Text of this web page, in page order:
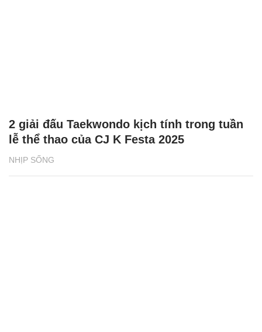
NHỊP SỐNG
2 giải đấu Taekwondo kịch tính trong tuần
lễ thể thao của CJ K Festa 2025